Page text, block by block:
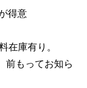
得意
在庫有り。
前もってお知ら